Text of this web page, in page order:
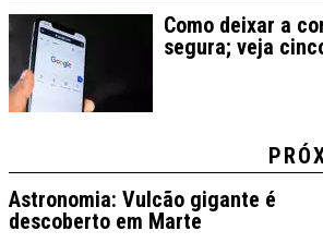
Como deixar a
segura; veja
Astronomia: Vulcão gigante é
descoberto em Marte